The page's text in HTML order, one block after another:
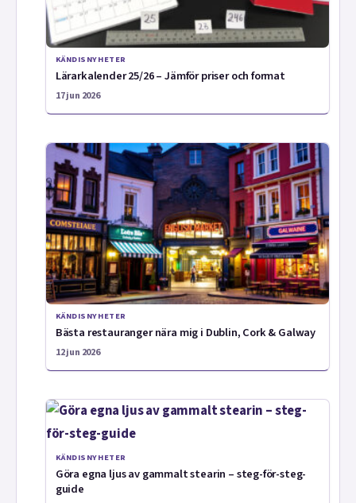
KÄNDISNYHETER
Lärarkalender 25/26 – Jämför priser och format
17 jun 2026
KÄNDISNYHETER
Bästa restauranger nära mig i Dublin, Cork & Galway
12 jun 2026
KÄNDISNYHETER
Göra egna ljus av gammalt stearin – steg-för-steg-
guide